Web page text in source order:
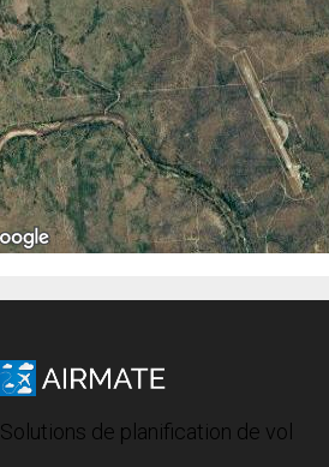
Solutions de planification de vol